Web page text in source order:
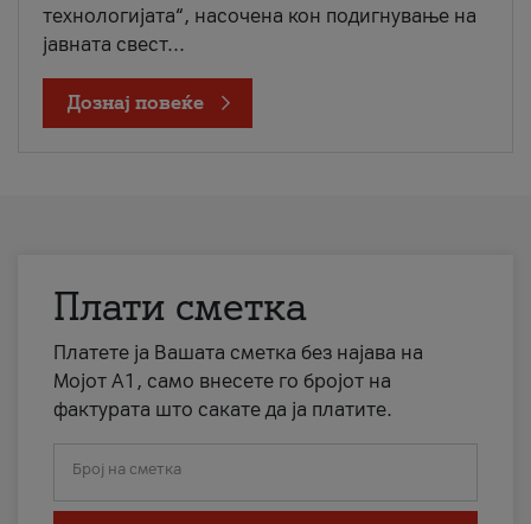
технологијата“, насочена кон подигнување на
јавната свест...
Дознај повеќе
Плати сметка
Платете ја Вашата сметка без најава на
Мојот А1, само внесете го бројот на
фактурата што сакате да ја платите.
Број на сметка